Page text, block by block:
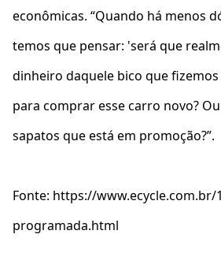
econômicas. “Quando há menos
temos que pensar: 'será que
dinheiro daquele bico que
para comprar esse carro novo?
sapatos que está em promoção?”.
Fonte: https://www.ecycle.com.br/
programada.html